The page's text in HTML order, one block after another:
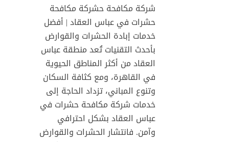
شركة مكافحة حشركة مكافحة
حشرات في عباس العقاد | أفضل
خدمات إبادة الحشرات والقوارض
بأحدث التقنيات تُعد منطقة عباس
العقاد من أكثر المناطق الحيوية
في القاهرة، ومع كثافة السكان
وتنوع المباني، تزداد الحاجة إلى
خدمات شركة مكافحة حشرات في
عباس العقاد بشكل احترافي
وآمن. فانتشار الحشرات والقوارض